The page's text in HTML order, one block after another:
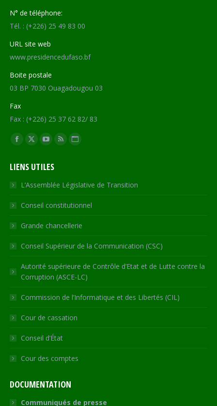
N° de téléphone:
Tél. : (+226) 25 49 83 00
URL site web
www.presidencedufaso.bf
Boite postale
03 BP 7030 Ouagadougou 03
Fax
Fax : (+226) 25 37 62 82/ 83
Trouvez nous sur :
Facebook
opens
in
new
window
X
opens
in
new
window
YouTube
opens
in
new
window
RSS
in
new
window
Site
opens
in
new
LIENS UTILES
L’Assemblée Législative de Transition
Conseil constitutionnel
Grande chancellerie
Conseil Supérieur de la Communication (CSC)
Autorité supérieure de Contrôle d’Etat et de Lutte contre la
Corruption (ASCE-LC)
Commission de l’Informatique et des Libertés (CIL)
Cour de cassation
Conseil d’État
Cour des comptes
DOCUMENTATION
Communiqués de presse